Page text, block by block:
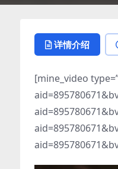
详情介绍
[mine_video